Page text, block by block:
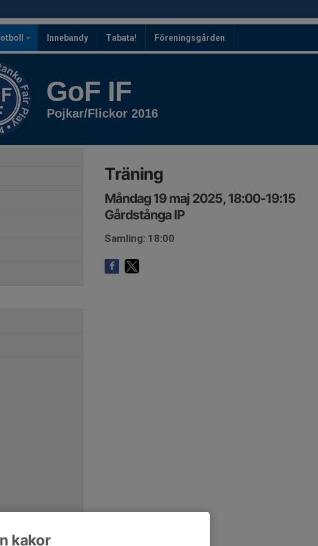
Innebandy Tabata! Föreningsgården
GoF IF
Pojkar/Flickor 2016
Träning
Måndag 19 maj 2025, 18:00-19:15
Gårdstånga IP
Samling: 18:00
kakor